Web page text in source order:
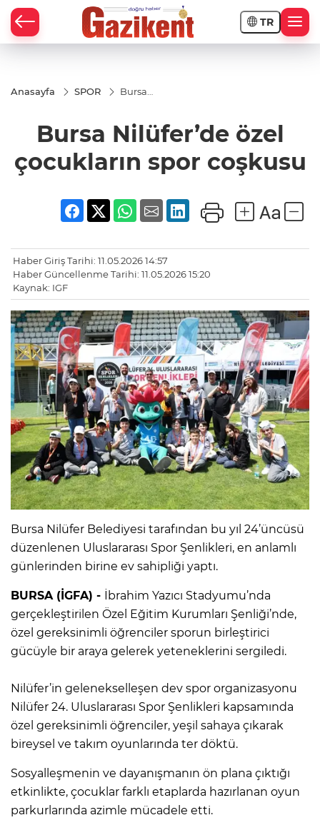
TR
Anasayfa SPOR
Bursa
çocukların
spor
Bursa Nilüfer’de özel
çocukların spor coşkusu
Haber Giriş Tarihi: 11.05.2026 14:57
Haber Güncellenme Tarihi: 11.05.2026 15:20
Kaynak: IGF
Bursa Nilüfer Belediyesi tarafından bu yıl 24’üncüsü
düzenlenen Uluslararası Spor Şenlikleri, en anlamlı
günlerinden birine ev sahipliği yaptı.
BURSA (İGFA) - İbrahim Yazıcı Stadyumu’nda
gerçekleştirilen Özel Eğitim Kurumları Şenliği’nde,
özel gereksinimli öğrenciler sporun birleştirici
gücüyle bir araya gelerek yeteneklerini sergiledi.
Nilüfer’in gelenekselleşen dev spor organizasyonu
Nilüfer 24. Uluslararası Spor Şenlikleri kapsamında
özel gereksinimli öğrenciler, yeşil sahaya çıkarak
bireysel ve takım oyunlarında ter döktü.
Sosyalleşmenin ve dayanışmanın ön plana çıktığı
etkinlikte, çocuklar farklı etaplarda hazırlanan oyun
parkurlarında azimle mücadele etti.